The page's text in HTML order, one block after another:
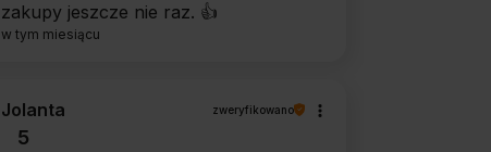
zakupy jeszcze nie raz. 👍️
w tym miesiącu
Jolanta zweryfikowano
5